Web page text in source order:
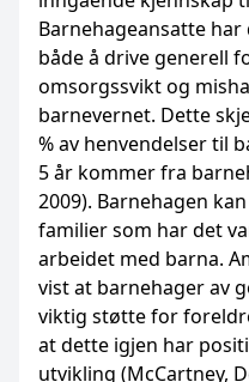
Barnehageansatte
både å drive generell
omsorgssvikt og
barnevernet. Dette
% av henvendelser til
5 år kommer fra
2009). Barnehagen
familier som har det
arbeidet med barna.
vist at barnehager av
viktig støtte for
at dette igjen har
utvikling (McCartney,